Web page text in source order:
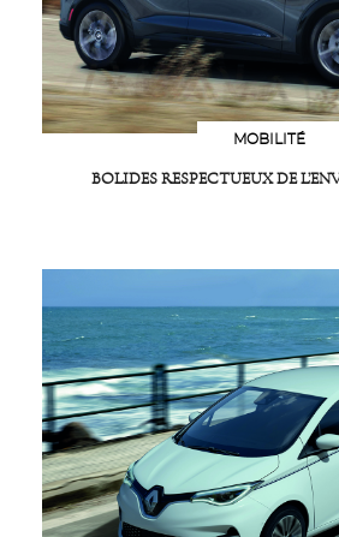
MOBILITÉ
BOLIDES RESPECTUEUX DE